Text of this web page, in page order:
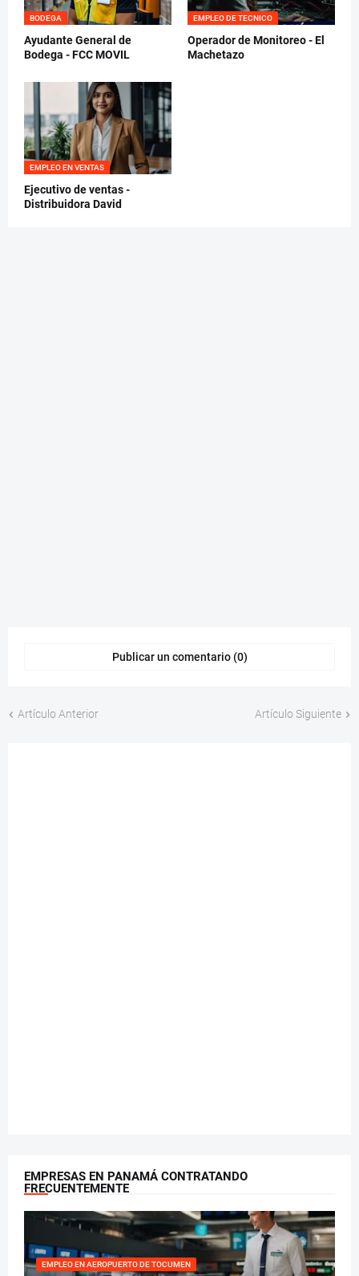
BODEGA
Ayudante General de
Bodega - FCC MOVIL
EMPLEO DE TECNICO
Operador de Monitoreo - El
Machetazo
EMPLEO EN VENTAS
Ejecutivo de ventas -
Distribuidora David
Publicar un comentario (0)
Artículo Anterior Artículo Siguiente
EMPRESAS EN PANAMÁ CONTRATANDO
FRECUENTEMENTE
EMPLEO EN AEROPUERTO DE TOCUMEN